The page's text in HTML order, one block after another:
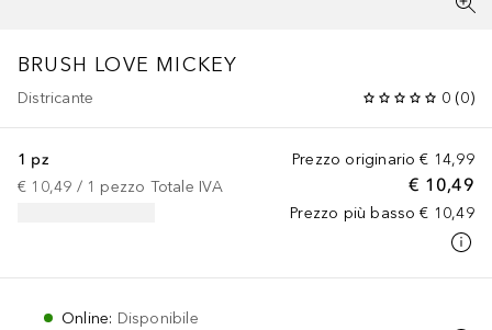
BRUSH LOVE MICKEY
Districante 0 (0)
Prezzo originario € 14,99
€ 10,49
Prezzo più basso € 10,49
1 pz
€ 10,49 / 1 pezzo Totale IVA
Online: Disponibile